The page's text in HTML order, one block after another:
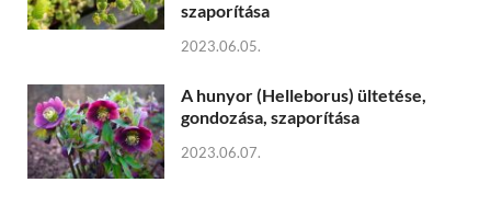
szaporítása
2023.06.05.
A hunyor (Helleborus) ültetése,
gondozása, szaporítása
2023.06.07.